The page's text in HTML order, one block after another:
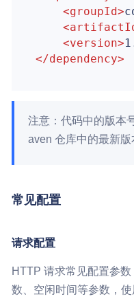
<groupId>
<
<version>
</dependency>
注意：代码中的版本
aven 仓库中的最新版
常见配置
请求配置
HTTP 请求常见配置参
数、空闲时间等参数，使